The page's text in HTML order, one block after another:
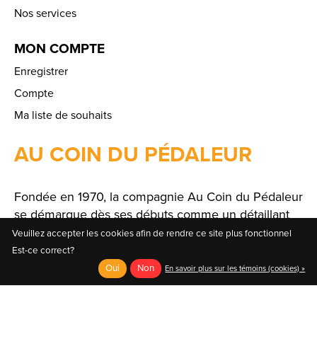
Nos services
MON COMPTE
Enregistrer
Compte
Ma liste de souhaits
AU COIN DU PÉDALEUR
Fondée en 1970, la compagnie Au Coin du Pédaleur
se démarque dès ses débuts comme un détaillant
spécialisé offrant un large choix de produits et de
solutions.
Veuillez accepter les cookies afin de rendre ce site plus fonctionnel
Est-ce correct?
Oui
Non En savoir plus sur les témoins (cookies) »